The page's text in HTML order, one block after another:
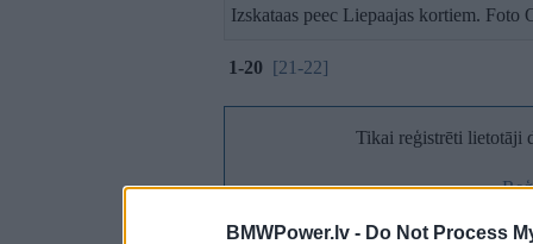
BMWPower.lv - Do Not Process
Izskataas peec Liepaajas kortiem. Foto
1-20 [21-22]
Tikai reģistrēti lietotāji